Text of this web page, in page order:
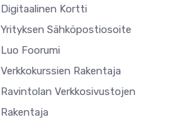
Digitaalinen Kortti
Yrityksen Sähköpostiosoite
Luo Foorumi
Verkkokurssien Rakentaja
Ravintolan Verkkosivustojen
Rakentaja